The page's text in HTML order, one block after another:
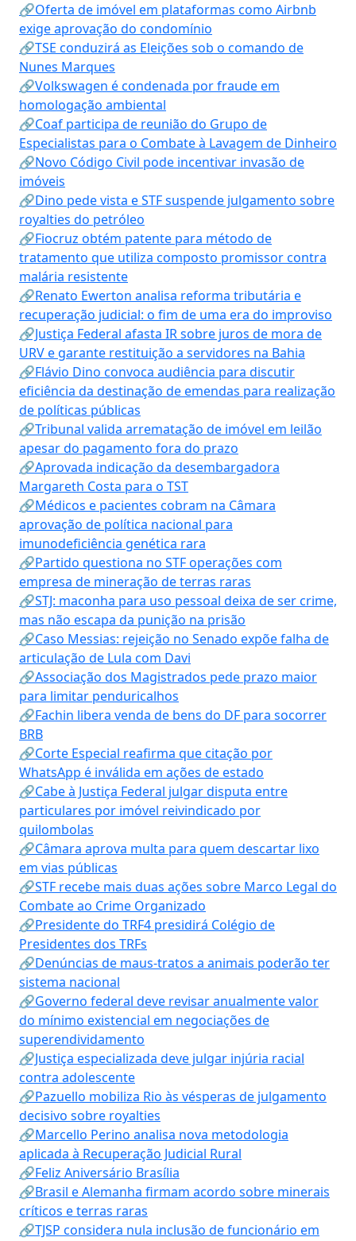
🔗Oferta de imóvel em plataformas como Airbnb
exige aprovação do condomínio
🔗TSE conduzirá as Eleições sob o comando de
Nunes Marques
🔗Volkswagen é condenada por fraude em
homologação ambiental
🔗Coaf participa de reunião do Grupo de
Especialistas para o Combate à Lavagem de Dinheiro
🔗Novo Código Civil pode incentivar invasão de
imóveis
🔗Dino pede vista e STF suspende julgamento sobre
royalties do petróleo
🔗Fiocruz obtém patente para método de
tratamento que utiliza composto promissor contra
malária resistente
🔗Renato Ewerton analisa reforma tributária e
recuperação judicial: o fim de uma era do improviso
🔗Justiça Federal afasta IR sobre juros de mora de
URV e garante restituição a servidores na Bahia
🔗Flávio Dino convoca audiência para discutir
eficiência da destinação de emendas para realização
de políticas públicas
🔗Tribunal valida arrematação de imóvel em leilão
apesar do pagamento fora do prazo
🔗Aprovada indicação da desembargadora
Margareth Costa para o TST
🔗Médicos e pacientes cobram na Câmara
aprovação de política nacional para
imunodeficiência genética rara
🔗Partido questiona no STF operações com
empresa de mineração de terras raras
🔗STJ: maconha para uso pessoal deixa de ser crime,
mas não escapa da punição na prisão
🔗Caso Messias: rejeição no Senado expõe falha de
articulação de Lula com Davi
🔗Associação dos Magistrados pede prazo maior
para limitar penduricalhos
🔗Fachin libera venda de bens do DF para socorrer
BRB
🔗Corte Especial reafirma que citação por
WhatsApp é inválida em ações de estado
🔗Cabe à Justiça Federal julgar disputa entre
particulares por imóvel reivindicado por
quilombolas
🔗Câmara aprova multa para quem descartar lixo
em vias públicas
🔗STF recebe mais duas ações sobre Marco Legal do
Combate ao Crime Organizado
🔗Presidente do TRF4 presidirá Colégio de
Presidentes dos TRFs
🔗Denúncias de maus-tratos a animais poderão ter
sistema nacional
🔗Governo federal deve revisar anualmente valor
do mínimo existencial em negociações de
superendividamento
🔗Justiça especializada deve julgar injúria racial
contra adolescente
🔗Pazuello mobiliza Rio às vésperas de julgamento
decisivo sobre royalties
🔗Marcello Perino analisa nova metodologia
aplicada à Recuperação Judicial Rural
🔗Feliz Aniversário Brasília
🔗Brasil e Alemanha firmam acordo sobre minerais
críticos e terras raras
🔗TJSP considera nula inclusão de funcionário em